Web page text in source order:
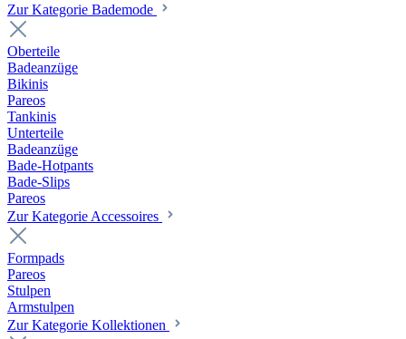
Zur Kategorie Bademode
Oberteile
Badeanzüge
Bikinis
Pareos
Tankinis
Unterteile
Badeanzüge
Bade-Hotpants
Bade-Slips
Pareos
Zur Kategorie Accessoires
Formpads
Pareos
Stulpen
Armstulpen
Zur Kategorie Kollektionen